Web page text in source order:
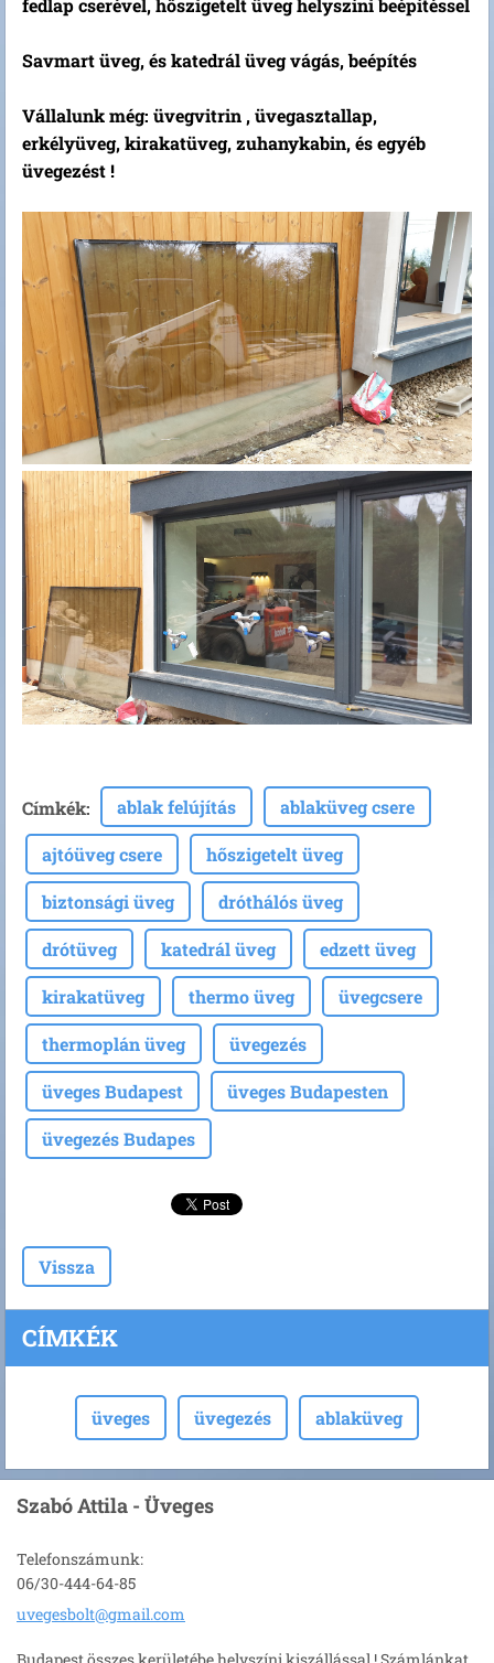
fedlap cserével, hőszigetelt üveg helyszíni beépítéssel
Savmart üveg, és katedrál üveg vágás, beépítés
Vállalunk még: üvegvitrin , üvegasztallap,
erkélyüveg, kirakatüveg, zuhanykabin, és egyéb
üvegezést !
Címkék: ablak felújítás ablaküveg csere
ajtóüveg csere hőszigetelt üveg
biztonsági üveg dróthálós üveg
drótüveg katedrál üveg edzett üveg
kirakatüveg thermo üveg üvegcsere
thermoplán üveg üvegezés
üveges Budapest üveges Budapesten
üvegezés Budapes
Vissza
CÍMKÉK
üveges üvegezés ablaküveg
Szabó Attila - Üveges
Telefonszámunk:
06/30-444-64-85
uvegesbolt@gmail.com